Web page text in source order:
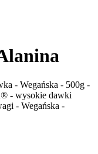
- Wegańska - 500g -
- wysokie dawki
- Wegańska -